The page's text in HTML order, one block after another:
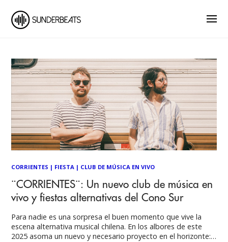
CORRIENTES | FIESTA | CLUB DE MÚSICA EN VIVO
¨CORRIENTES¨: Un nuevo club de música en
vivo y fiestas alternativas del Cono Sur
Para nadie es una sorpresa el buen momento que vive la
escena alternativa musical chilena. En los albores de este
2025 asoma un nuevo y necesario proyecto en el horizonte: